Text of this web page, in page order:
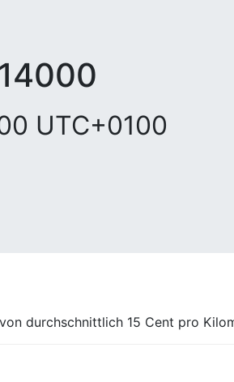
UTC+0100
durchschnittlich 15 Cent pro